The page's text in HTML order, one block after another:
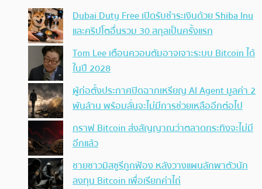
Dubai Duty Free เปิดรับชำระเงินด้วย Shiba Inu
และคริปโตอื่นรวม 30 สกุลเป็นครั้งแรก
Tom Lee เตือนควอนตัมอาจเจาะระบบ Bitcoin ได้
ในปี 2028
ผู้ก่อตั้งประกาศปิดฉากเหรียญ AI Agent มูลค่า 2
พันล้าน พร้อมลั่นจะไม่มีการช่วยเหลืออีกต่อไป
กราฟ Bitcoin ส่งสัญญาณว่าตลาดกระทิงจะไม่มี
อีกแล้ว
ชายชาวมิสซูรีถูกฟ้อง หลังวางแผนลักพาตัวนัก
ลงทุน Bitcoin เพื่อเรียกค่าไถ่